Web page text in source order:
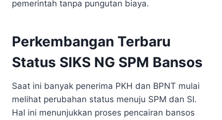
pemerintah tanpa pungutan biaya.
Perkembangan Terbaru
Status SIKS NG SPM Bansos
Saat ini banyak penerima PKH dan BPNT mulai
melihat perubahan status menuju SPM dan SI.
Hal ini menunjukkan proses pencairan bansos